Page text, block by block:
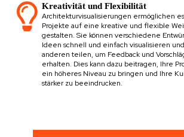
Kreativität und Flexibilität
Architekturvisualisierungen ermöglichen
Projekte auf eine kreative und flexible
gestalten. Sie können verschiedene
Ideen schnell und einfach visualisieren
anderen teilen, um Feedback und
erhalten. Dies kann dazu beitragen, Ihre
ein höheres Niveau zu bringen und Ihre
stärker zu beeindrucken.